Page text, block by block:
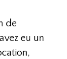
de
eu un